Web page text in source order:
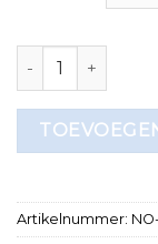
truien dames sale
Artikelnummer: